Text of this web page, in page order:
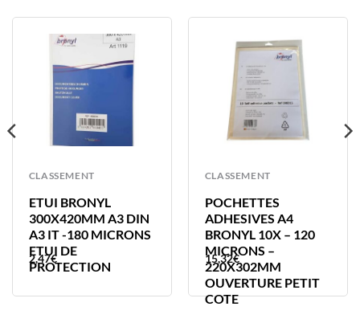
CLASSEMENT
ETUI BRONYL
300X420MM A3 DIN
A3 IT -180 MICRONS
ETUI DE
PROTECTION
2,47€
CLASSEMENT
POCHETTES
ADHESIVES A4
BRONYL 10X – 120
MICRONS –
220X302MM
OUVERTURE PETIT
COTE
15,32€